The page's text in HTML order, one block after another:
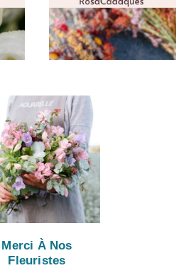
Merci À Nos
Fleuristes